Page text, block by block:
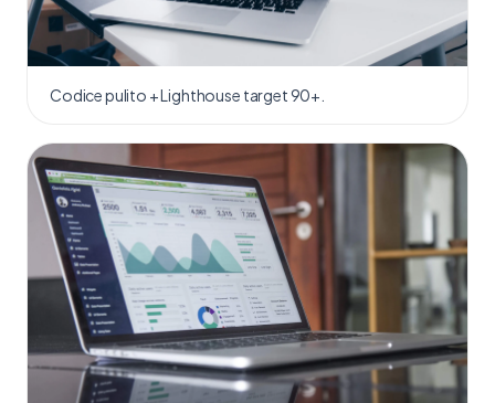
Codice pulito + Lighthouse target 90+.